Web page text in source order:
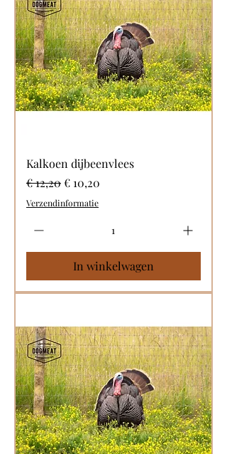
Kalkoen dijbeenvlees
Normale prijs
€ 12,20Verkoopprijs
€ 10,20
Verzendinformatie
In winkelwagen